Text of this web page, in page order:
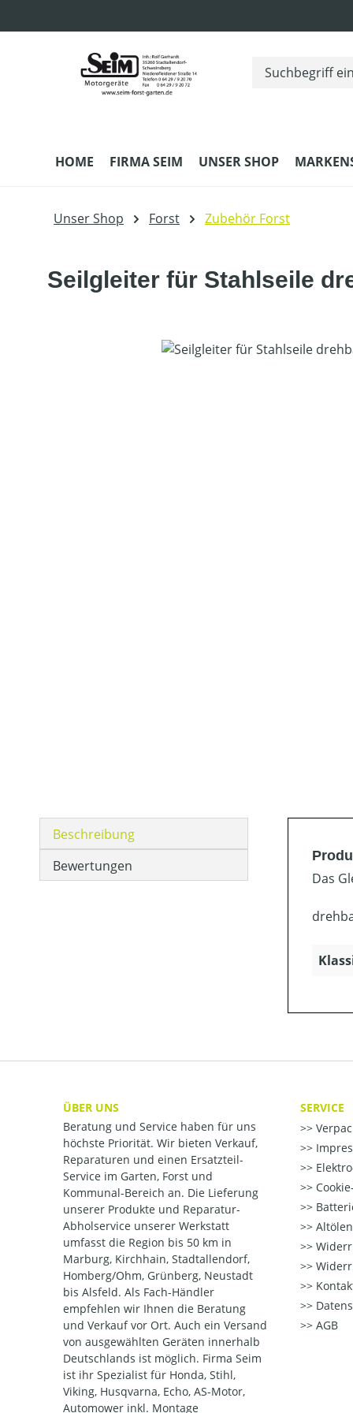
HOME FIRMA SEIM UNSER SHOP
Unser Shop Forst Zubehör Forst
Seilgleiter für Stahlseile
Bildergalerie überspringen
Beschreibung
Bewertungen
Das
ÜBER UNS
Beratung und Service haben für uns
höchste Priorität. Wir bieten Verkauf,
Reparaturen und einen Ersatzteil-
Service im Garten, Forst und
Kommunal-Bereich an. Die Lieferung
unserer Produkte und Reparatur-
Abholservice unserer Werkstatt
umfasst die Region bis 50 km in
Marburg, Kirchhain, Stadtallendorf,
Homberg/Ohm, Grünberg, Neustadt
bis Alsfeld. Als Fach-Händler
empfehlen wir Ihnen die Beratung
und Verkauf vor Ort. Auch ein Versand
von ausgewählten Geräten innerhalb
Deutschlands ist möglich. Firma Seim
ist ihr Spezialist für Honda, Stihl,
Viking, Husqvarna, Echo, AS-Motor,
Automower inkl. Montage
SERVICE
AGB